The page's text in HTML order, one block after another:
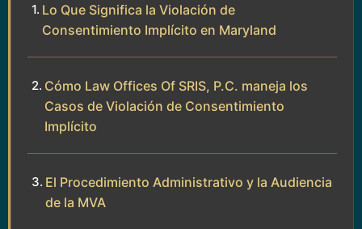
Lo Que Significa la Violación de
Consentimiento Implícito en Maryland
Cómo Law Offices Of SRIS, P.C. maneja los
Casos de Violación de Consentimiento
Implícito
El Procedimiento Administrativo y la Audiencia
de la MVA